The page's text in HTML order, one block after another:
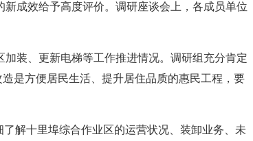
成效给予高度评价。调研座谈会上，各成员单位
装、更新电梯等工作推进情况。调研组充分肯定
是方便居民生活、提升居住品质的惠民工程，要
解十里埠综合作业区的运营状况、装卸业务、未